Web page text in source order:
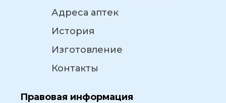
Адреса аптек
История
Изготовление
Контакты
Правовая информация